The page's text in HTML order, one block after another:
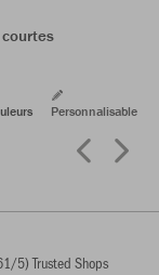
Personnalisable
/5) Trusted Shops